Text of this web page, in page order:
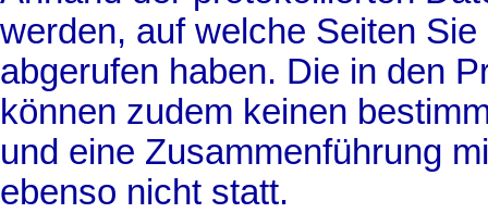
werden, auf welche Seiten
abgerufen haben. Die in den
können zudem keinen
und eine Zusammenführung
ebenso nicht statt.